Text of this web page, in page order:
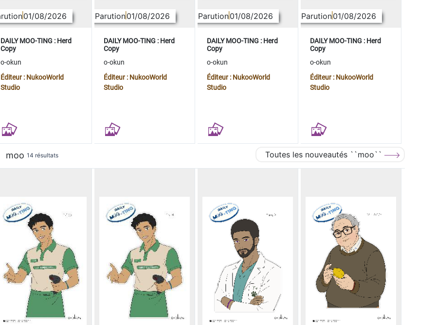
01/08/2026
DAILY MOO-TING : Herd
Copy
o-okun
Éditeur : NukooWorld
Studio
Parution01/08/2026
DAILY MOO-TING : Herd
Copy
o-okun
Éditeur : NukooWorld
Studio
Parution01/08/2026
DAILY MOO-TING : Herd
Copy
o-okun
Éditeur : NukooWorld
Studio
Parution01/08/2026
DAILY MOO-TING : Herd
Copy
o-okun
Éditeur : NukooWorld
Studio
moo 14 résultats Toutes les nouveautés ``moo``